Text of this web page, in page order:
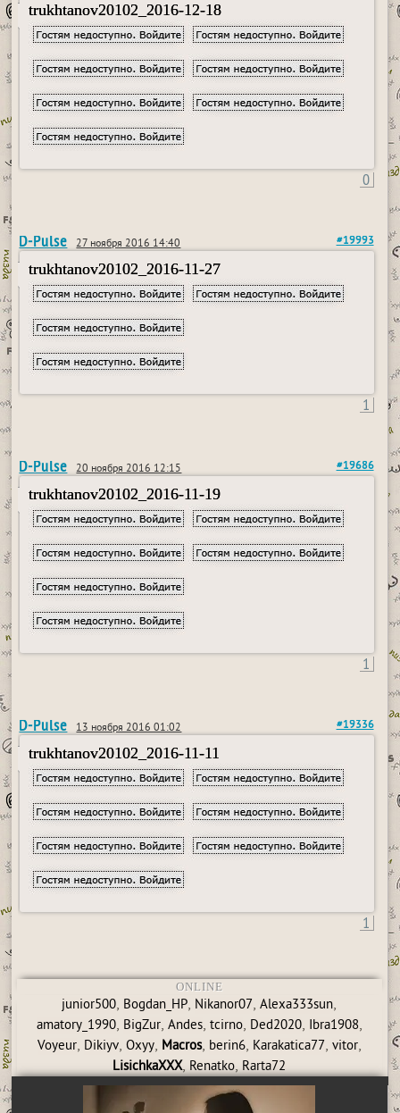
trukhtanov20102_2016-12-18
0
D-Pulse 27 ноября 2016 14:40 #19993
trukhtanov20102_2016-11-27
1
D-Pulse 20 ноября 2016 12:15 #19686
trukhtanov20102_2016-11-19
1
D-Pulse 13 ноября 2016 01:02 #19336
trukhtanov20102_2016-11-11
1
ONLINE
junior500, Bogdan_HP, Nikanor07,Alexa333sun,
amatory_1990, BigZur, Andes, tcirno, Ded2020, Ibra1908,
Voyeur, Dikiyv, Oxyy, Macros, berin6, Karakatica77, vitor,
LisichkaXXX, Renatko, Rarta72